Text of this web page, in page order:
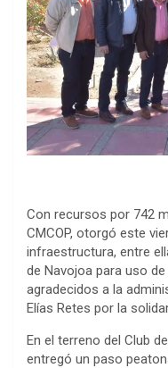
Con recursos por 742
CMCOP, otorgó este
infraestructura, entre
de Navojoa para uso
agradecidos a la
Elías Retes por la
En el terreno del Club
entregó un paso